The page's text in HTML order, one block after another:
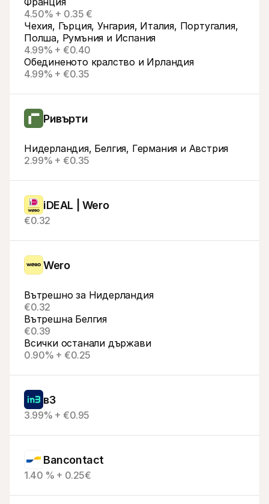
4.50% + 0.35 €
Чехия, Гърция, Унгария, Италия, Португалия,
Полша, Румъния и Испания
4.99% + €0.40
Обединеното кралство и Ирландия
4.99% + €0.35
Ривърти
Нидерландия, Белгия, Германия и Австрия
2.99% + €0.35
iDEAL | Wero
€0.32
Wero
Вътрешно за Нидерландия
€0.32
Вътрешна Белгия
€0.39
Всички останали държави
0.90% + €0.25
в3
3.99% + €0.95
Bancontact
1.40 % + 0.25€